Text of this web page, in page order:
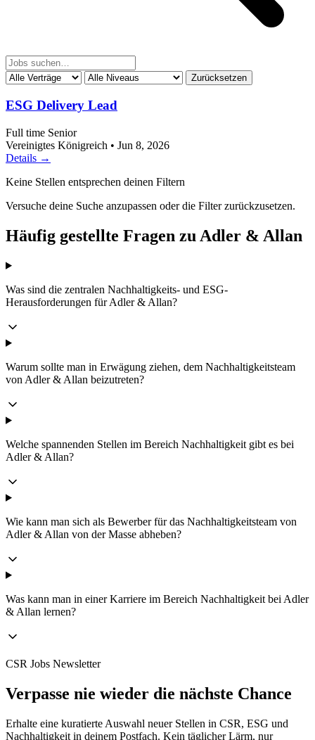
Zurücksetzen
ESG Delivery Lead
Full time Senior
Vereinigtes Königreich • Jun 8, 2026
Details →
Keine Stellen entsprechen deinen Filtern
Versuche deine Suche anzupassen oder die Filter zurückzusetzen.
Häufig gestellte Fragen zu Adler & Allan
Was sind die zentralen Nachhaltigkeits- und ESG-
Herausforderungen für Adler & Allan?
Warum sollte man in Erwägung ziehen, dem Nachhaltigkeitsteam
von Adler & Allan beizutreten?
Welche spannenden Stellen im Bereich Nachhaltigkeit gibt es bei
Adler & Allan?
Wie kann man sich als Bewerber für das Nachhaltigkeitsteam von
Adler & Allan von der Masse abheben?
Was kann man in einer Karriere im Bereich Nachhaltigkeit bei Adler
& Allan lernen?
CSR Jobs Newsletter
Verpasse nie wieder die nächste Chance
Erhalte eine kuratierte Auswahl neuer Stellen in CSR, ESG und
Nachhaltigkeit in deinem Postfach. Kein täglicher Lärm, nur